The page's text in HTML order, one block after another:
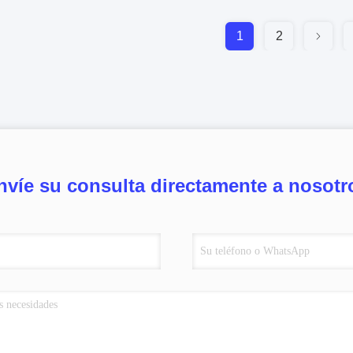
1 2
su consulta directamente a